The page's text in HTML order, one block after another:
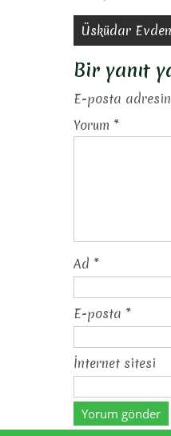
Yazı
Üsküdar
Bir yanıt
E-posta
Yorum *
Ad *
E-posta *
İnternet sitesi